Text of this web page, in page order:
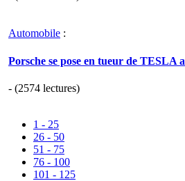
Automobile :
Porsche se pose en tueur de TESLA
- (2574 lectures)
1 - 25
26 - 50
51 - 75
76 - 100
101 - 125